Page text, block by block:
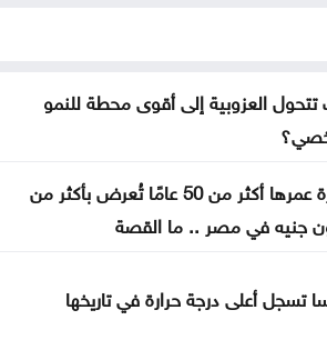
في المغرب العربي
سبتة
سانشيز… كلفة الوقوف مع
الإسلام: أحد آخر النبلاء
العزوبية إلى أقوى محطة للنمو
سيارة عمرها أكثر من 50 عامًا تُعرض بأكثر من
جنيه في مصر .. ما القصة
تسجل أعلى درجة حرارة في تاريخها